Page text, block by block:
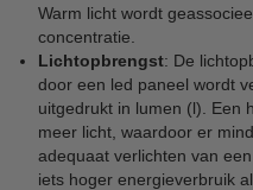
Warm licht wordt
concentratie.
Lichtopbrengst: De
door een led paneel wordt
uitgedrukt in lumen (l). Een
meer licht, waardoor er
adequaat verlichten van
iets hoger energieverbruik